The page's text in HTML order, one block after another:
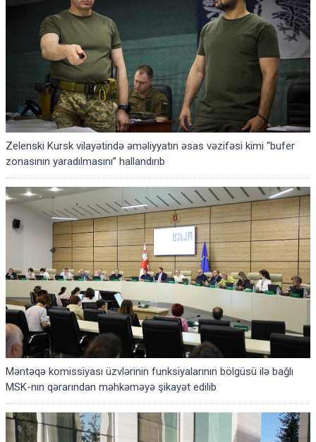
Zelenski Kursk vilayətində əməliyyatın əsas vəzifəsi kimi “bufer
zonasının yaradılmasını” hallandırıb
Məntəqə komissiyası üzvlərinin funksiyalarının bölgüsü ilə bağlı
MSK-nın qərarından məhkəməyə şikayət edilib